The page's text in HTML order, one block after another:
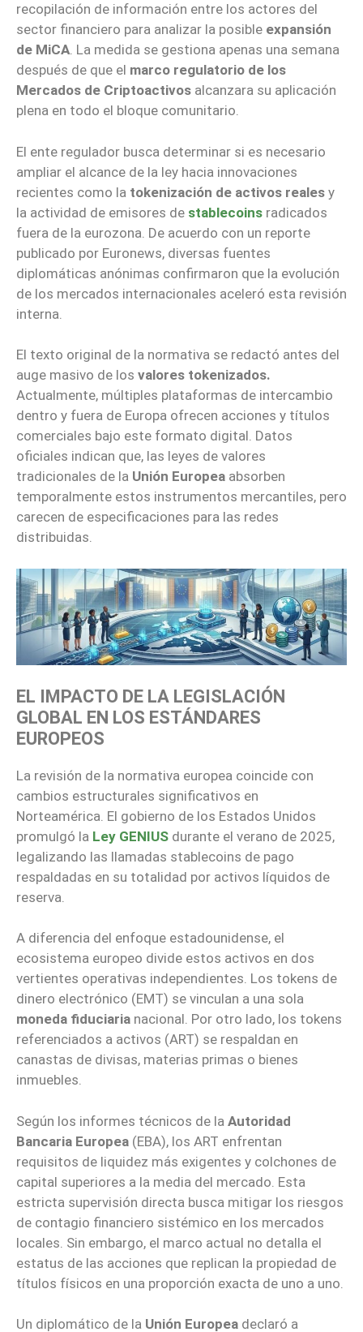
recopilación de información entre los actores del
sector financiero para analizar la posible expansión
de MiCA. La medida se gestiona apenas una semana
después de que el marco regulatorio de los
Mercados de Criptoactivos alcanzara su aplicación
plena en todo el bloque comunitario.
El ente regulador busca determinar si es necesario
ampliar el alcance de la ley hacia innovaciones
recientes como la tokenización de activos reales y
la actividad de emisores de stablecoins radicados
fuera de la eurozona. De acuerdo con un reporte
publicado por Euronews, diversas fuentes
diplomáticas anónimas confirmaron que la evolución
de los mercados internacionales aceleró esta revisión
interna.
El texto original de la normativa se redactó antes del
auge masivo de los valores tokenizados.
Actualmente, múltiples plataformas de intercambio
dentro y fuera de Europa ofrecen acciones y títulos
comerciales bajo este formato digital. Datos
oficiales indican que, las leyes de valores
tradicionales de la Unión Europea absorben
temporalmente estos instrumentos mercantiles, pero
carecen de especificaciones para las redes
distribuidas.
EL IMPACTO DE LA LEGISLACIÓN
GLOBAL EN LOS ESTÁNDARES
EUROPEOS
La revisión de la normativa europea coincide con
cambios estructurales significativos en
Norteamérica. El gobierno de los Estados Unidos
promulgó la Ley GENIUS durante el verano de 2025,
legalizando las llamadas stablecoins de pago
respaldadas en su totalidad por activos líquidos de
reserva.
A diferencia del enfoque estadounidense, el
ecosistema europeo divide estos activos en dos
vertientes operativas independientes. Los tokens de
dinero electrónico (EMT) se vinculan a una sola
moneda fiduciaria nacional. Por otro lado, los tokens
referenciados a activos (ART) se respaldan en
canastas de divisas, materias primas o bienes
inmuebles.
Según los informes técnicos de la Autoridad
Bancaria Europea (EBA), los ART enfrentan
requisitos de liquidez más exigentes y colchones de
capital superiores a la media del mercado. Esta
estricta supervisión directa busca mitigar los riesgos
de contagio financiero sistémico en los mercados
locales. Sin embargo, el marco actual no detalla el
estatus de las acciones que replican la propiedad de
títulos físicos en una proporción exacta de uno a uno.
Un diplomático de la Unión Europea declaró a